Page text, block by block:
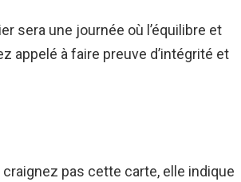
sera une journée où l’équilibre et
appelé à faire preuve d’intégrité et
craignez pas cette carte, elle indique